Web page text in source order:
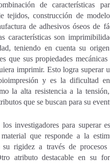
de características
tejidos, construcción de
de adhesivos óseos de
características son
teniendo en cuenta su
que sus propiedades
imprimir. Esto logra superar
y es la dificultad en
la alta resistencia a la
que se buscan para su
investigadores para superar
que responde a la
rigidez a través de procesos
atributo destacable en su